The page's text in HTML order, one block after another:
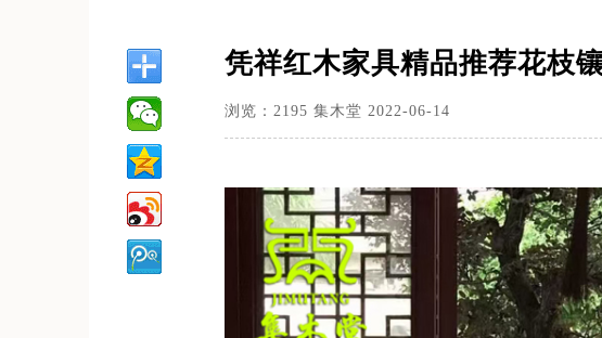
凭祥红木家具精品推荐花枝
浏览： 2195 集木堂 2022-06-14